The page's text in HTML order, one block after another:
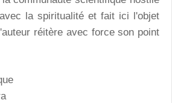
la spiritualité et fait ici l'objet
réitère avec force son point